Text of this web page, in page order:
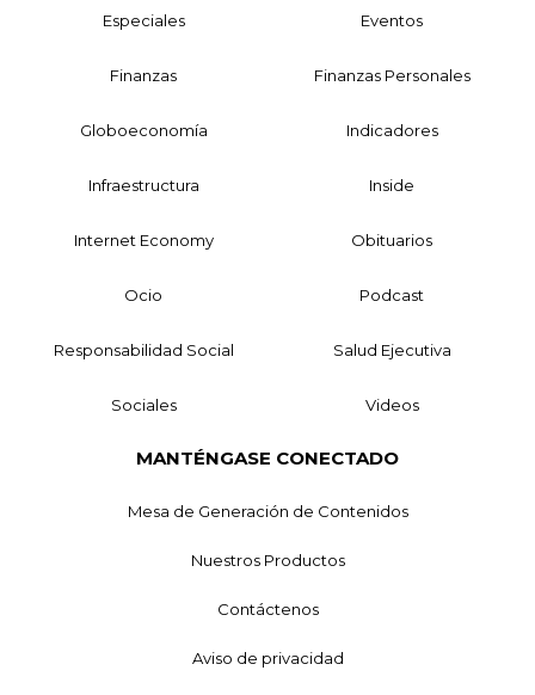
Especiales Eventos
Finanzas Finanzas Personales
Globoeconomía Indicadores
Infraestructura Inside
Internet Economy Obituarios
Ocio Podcast
Responsabilidad Social Salud Ejecutiva
Sociales Videos
MANTÉNGASE CONECTADO
Mesa de Generación de Contenidos
Nuestros Productos
Contáctenos
Aviso de privacidad